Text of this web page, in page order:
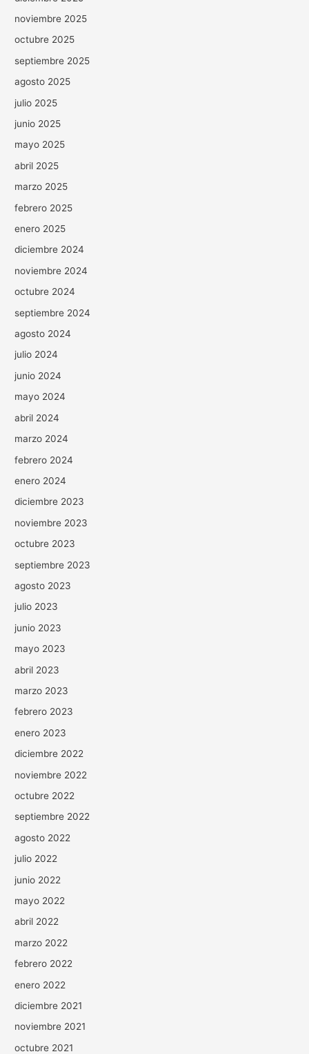
noviembre 2025
octubre 2025
septiembre 2025
agosto 2025
julio 2025
junio 2025
mayo 2025
abril 2025
marzo 2025
febrero 2025
enero 2025
diciembre 2024
noviembre 2024
octubre 2024
septiembre 2024
agosto 2024
julio 2024
junio 2024
mayo 2024
abril 2024
marzo 2024
febrero 2024
enero 2024
diciembre 2023
noviembre 2023
octubre 2023
septiembre 2023
agosto 2023
julio 2023
junio 2023
mayo 2023
abril 2023
marzo 2023
febrero 2023
enero 2023
diciembre 2022
noviembre 2022
octubre 2022
septiembre 2022
agosto 2022
julio 2022
junio 2022
mayo 2022
abril 2022
marzo 2022
febrero 2022
enero 2022
diciembre 2021
noviembre 2021
octubre 2021